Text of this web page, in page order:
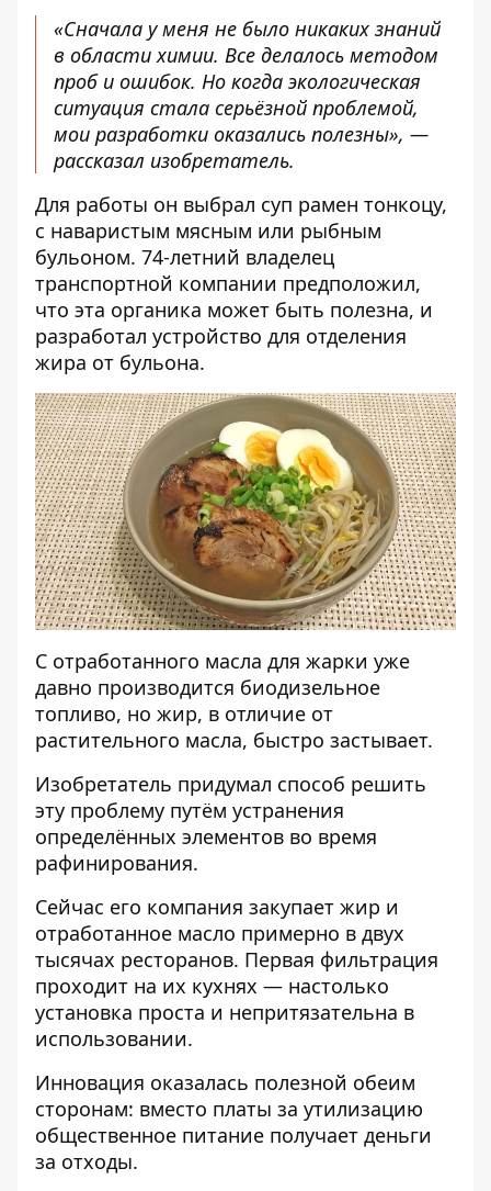
«Сначала у меня не было никаких знаний
в области химии. Все делалось методом
проб и ошибок. Но когда экологическая
ситуация стала серьёзной проблемой,
мои разработки оказались полезны», —
рассказал изобретатель.
Для работы он выбрал суп рамен тонкоцу,
с наваристым мясным или рыбным
бульоном. 74-летний владелец
транспортной компании предположил,
что эта органика может быть полезна, и
разработал устройство для отделения
жира от бульона.
С отработанного масла для жарки уже
давно производится биодизельное
топливо, но жир, в отличие от
растительного масла, быстро застывает.
Изобретатель придумал способ решить
эту проблему путём устранения
определённых элементов во время
рафинирования.
Сейчас его компания закупает жир и
отработанное масло примерно в двух
тысячах ресторанов. Первая фильтрация
проходит на их кухнях — настолько
установка проста и непритязательна в
использовании.
Инновация оказалась полезной обеим
сторонам: вместо платы за утилизацию
общественное питание получает деньги
за отходы.